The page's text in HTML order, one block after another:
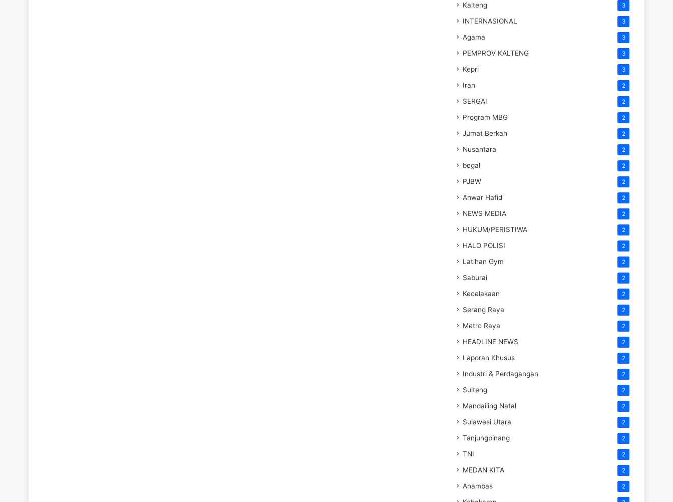
Kalteng 3
INTERNASIONAL 3
Agama 3
PEMPROV KALTENG 3
Kepri 3
Iran 2
SERGAI 2
Program MBG 2
Jumat Berkah 2
Nusantara 2
begal 2
PJBW 2
Anwar Hafid 2
NEWS MEDIA 2
HUKUM/PERISTIWA 2
HALO POLISI 2
Latihan Gym 2
Saburai 2
Kecelakaan 2
Serang Raya 2
Metro Raya 2
HEADLINE NEWS 2
Laporan Khusus 2
Industri & Perdagangan 2
Sulteng 2
Mandailing Natal 2
Sulawesi Utara 2
Tanjungpinang 2
TNI 2
MEDAN KITA 2
Anambas 2